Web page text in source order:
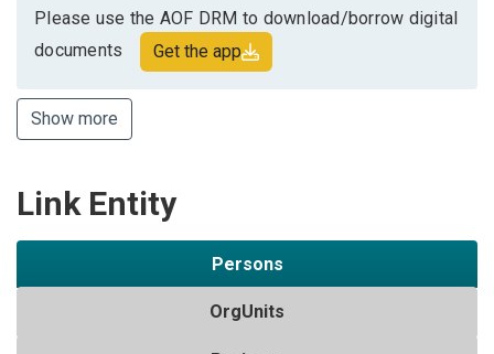
Please use the AOF DRM to download/borrow digital
documents
Get the app
Show more
Link Entity
Persons
OrgUnits